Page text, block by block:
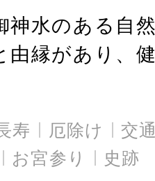
神水のある自
由縁があり、
寿 厄除け
交
お宮参り 史跡